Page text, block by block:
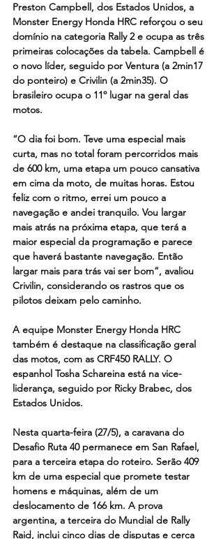
Preston Campbell, dos Estados Unidos, a
Monster Energy Honda HRC reforçou o seu
domínio na categoria Rally 2 e ocupa as três
primeiras colocações da tabela. Campbell é
o novo líder, seguido por Ventura (a 2min17
do ponteiro) e Crivilin (a 2min35). O
brasileiro ocupa o 11º lugar na geral das
motos.
“O dia foi bom. Teve uma especial mais
curta, mas no total foram percorridos mais
de 600 km, uma etapa um pouco cansativa
em cima da moto, de muitas horas. Estou
feliz com o ritmo, errei um pouco a
navegação e andei tranquilo. Vou largar
mais atrás na próxima etapa, que terá a
maior especial da programação e parece
que haverá bastante navegação. Então
largar mais para trás vai ser bom”, avaliou
Crivilin, considerando os rastros que os
pilotos deixam pelo caminho.
A equipe Monster Energy Honda HRC
também é destaque na classificação geral
das motos, com as CRF450 RALLY. O
espanhol Tosha Schareina está na vice-
liderança, seguido por Ricky Brabec, dos
Estados Unidos.
Nesta quarta-feira (27/5), a caravana do
Desafio Ruta 40 permanece em San Rafael,
para a terceira etapa do roteiro. Serão 409
km de uma especial que promete testar
homens e máquinas, além de um
deslocamento de 166 km. A prova
argentina, a terceira do Mundial de Rally
Raid, inclui cinco dias de disputas e cerca